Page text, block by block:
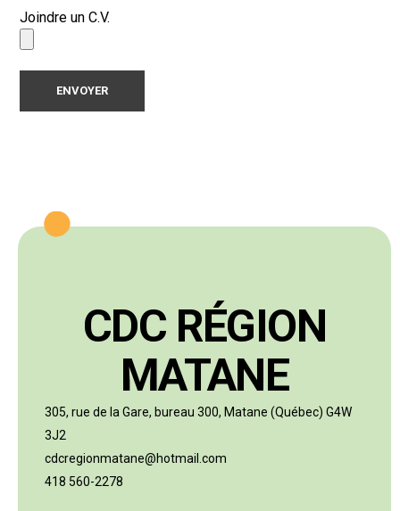
Joindre un C.V.
CDC RÉGION
MATANE
305, rue de la Gare, bureau 300, Matane (Québec) G4W
3J2
cdcregionmatane@hotmail.com
418 560-2278